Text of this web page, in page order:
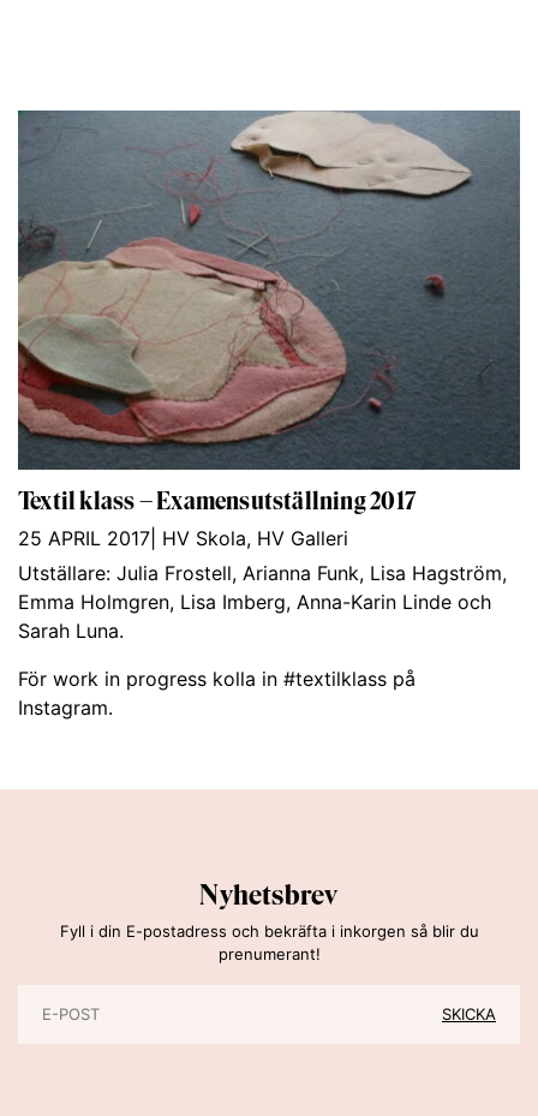
Textil klass – Examensutställning 2017
25 APRIL 2017 HV Skola, HV Galleri
Utställare: Julia Frostell, Arianna Funk, Lisa Hagström,
Emma Holmgren, Lisa Imberg, Anna-Karin Linde och
Sarah Luna.
För work in progress kolla in #textilklass på
Instagram.
Nyhetsbrev
Fyll i din E-postadress och bekräfta i inkorgen så blir du
prenumerant!